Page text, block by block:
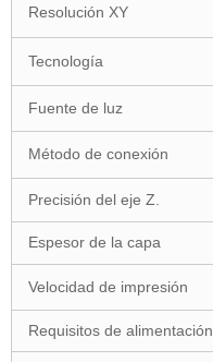
Resolución XY
Tecnología
Fuente de luz
Método de conexión
Precisión del eje Z.
Espesor de la capa
Velocidad de impresión
Requisitos de alimentación